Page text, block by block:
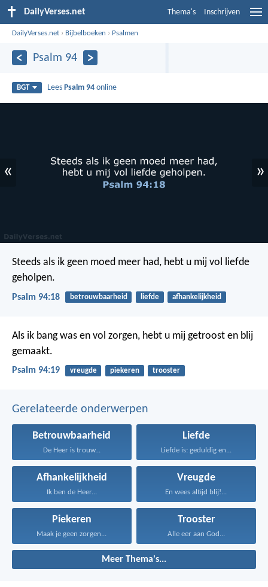
DailyVerses.net Thema's Inschrijven
DailyVerses.net › Bijbelboeken › Psalmen
Psalm 94
BGT Lees Psalm 94 online
« »
Steeds als ik geen moed meer had, hebt u mij vol liefde
geholpen.
Psalm 94:18 betrouwbaarheid liefde afhankelijkheid
Als ik bang was en vol zorgen, hebt u mij getroost en blij
gemaakt.
Psalm 94:19 vreugde piekeren trooster
Gerelateerde onderwerpen
Betrouwbaarheid
De Heer is trouw...
Liefde
Liefde is: geduldig en...
Afhankelijkheid
Ik ben de Heer...
Vreugde
En wees altijd blij!...
Piekeren
Maak je geen zorgen...
Trooster
Alle eer aan God...
Meer Thema's...